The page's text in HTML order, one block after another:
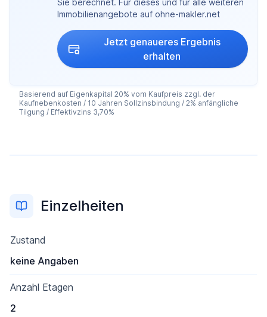
Sie berechnet. Für dieses und für alle weiteren
Immobilienangebote auf ohne-makler.net
Jetzt genaueres Ergebnis
erhalten
Basierend auf Eigenkapital 20% vom Kaufpreis zzgl. der
Kaufnebenkosten / 10 Jahren Sollzinsbindung / 2% anfängliche
Tilgung / Effektivzins 3,70%
Einzelheiten
Zustand
keine Angaben
Anzahl Etagen
2